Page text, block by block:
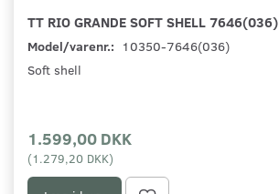
TT RIO GRANDE SOFT SHELL 7646(036)
Model/varenr.: 10350-7646(036)
Soft shell
1.599,00 DKK
(1.279,20 DKK)